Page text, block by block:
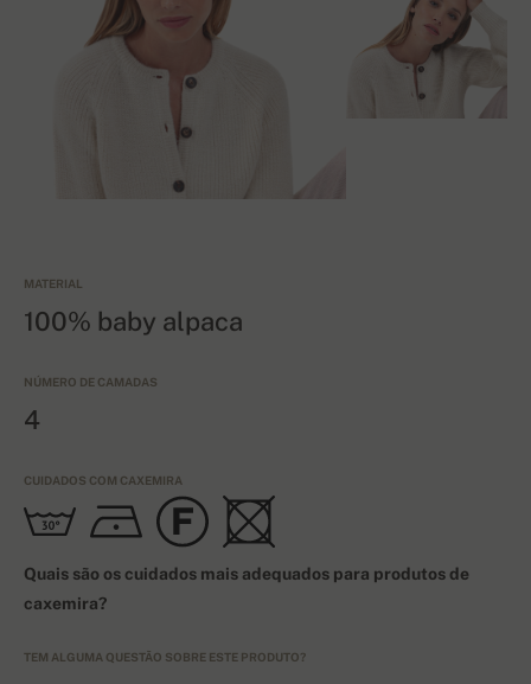
MATERIAL
100% baby alpaca
NÚMERO DE CAMADAS
4
CUIDADOS COM CAXEMIRA
Quais são os cuidados mais adequados para produtos de
caxemira?
TEM ALGUMA QUESTÃO SOBRE ESTE PRODUTO?